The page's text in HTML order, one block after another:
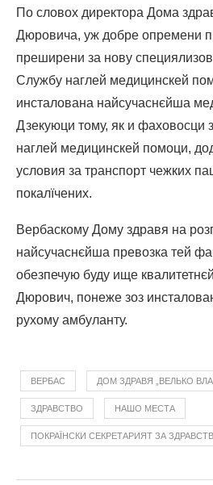
По словох директора Дома
Дюровича, уж добре опремени
преширени за нову
Службу наглей медицинскей
инсталована найсучаснєйша
Дзекуюци тому, як и фаховосци
наглей медицинскей помоци,
условия за транспорт чежких
покалїчених.
Вербаскому Дому здравя на
найсучаснєйша превозка тей
обезпечую буду ище
Дюрович, понеже зоз
рухому амбуланту.
ВЕРБАС ДОМ ЗДРАВЯ „ВЕЛЬКО
ЗДРАВСТВО НАШО МЕСТА
ПОКРАЇНСКИ СЕКРЕТАРИЯТ ЗА